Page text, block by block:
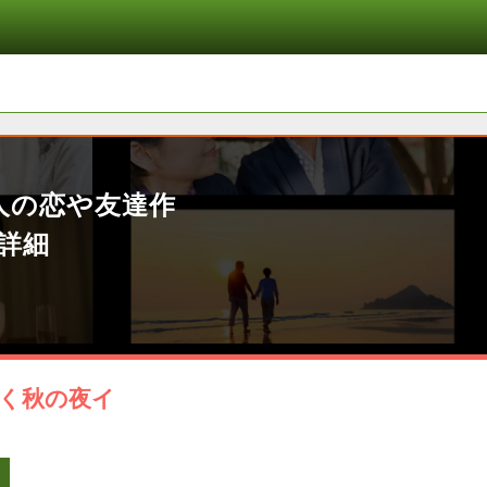
の恋や友達作
細
秋の夜イ